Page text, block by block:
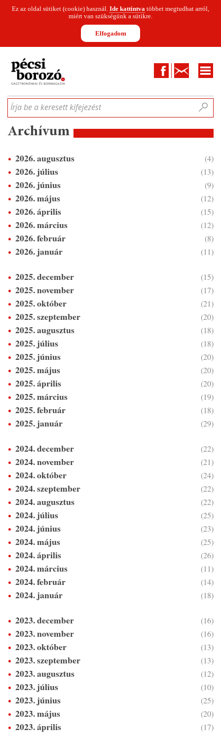
Ez az oldal sütiket (cookie) használ. Ide kattintva többet megtudhat arról,
miért van szükségünk a sütikre.
Elfogadom
FacebookKapcsolat
CIKKEKHÍREKINFOGRAFIKÁKMUNKATÁRSAKWINESOFA
Írja be a keresett kifejezést
Archívum
2026. augusztus (4)
2026. július (13)
2026. június (9)
2026. május (12)
2026. április (15)
2026. március (12)
2026. február (8)
2026. január (11)
2025. december (15)
2025. november (17)
2025. október (21)
2025. szeptember (20)
2025. augusztus (18)
2025. július (18)
2025. június (20)
2025. május (20)
2025. április (20)
2025. március (19)
2025. február (18)
2025. január (29)
2024. december (22)
2024. november (21)
2024. október (24)
2024. szeptember (22)
2024. augusztus (22)
2024. július (25)
2024. június (23)
2024. május (25)
2024. április (26)
2024. március (11)
2024. február (14)
2024. január (18)
2023. december (16)
2023. november (16)
2023. október (13)
2023. szeptember (13)
2023. augusztus (12)
2023. július (10)
2023. június (25)
2023. május (20)
2023. április (17)